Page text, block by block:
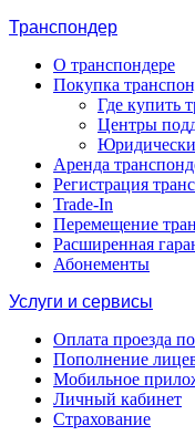
Транспондер
О транспондере
Покупка
Где купить
Центры
Аренда
Регистрация
Trade-In
Перемещение
Расширенная
Абонементы
Услуги и сервисы
Оплата проезда
Пополнение
Мобильное
Личный кабинет
Страхование